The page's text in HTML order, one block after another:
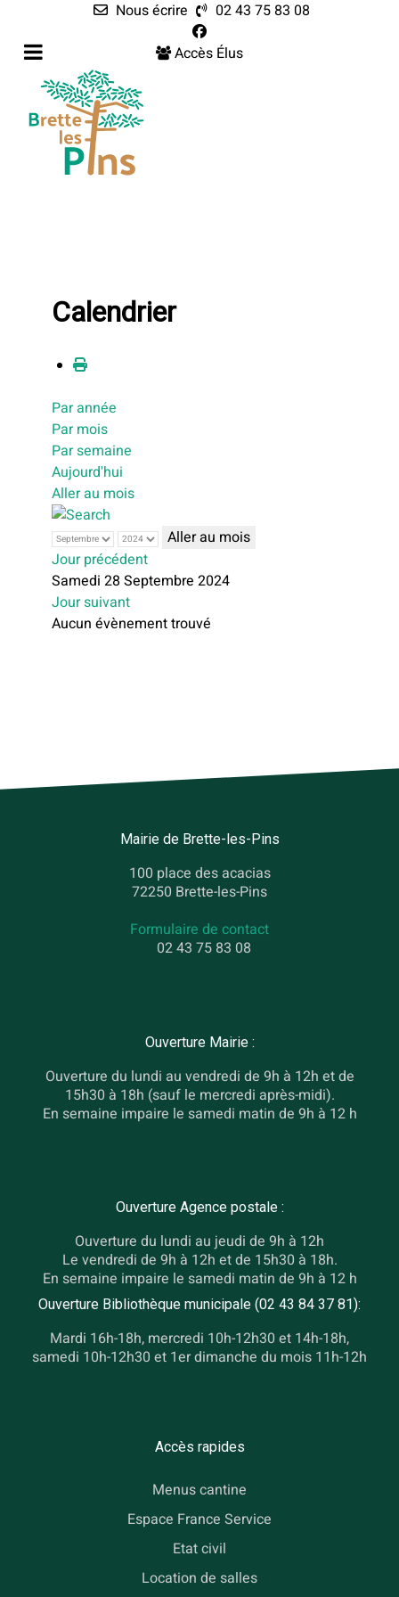
Nous écrire
02 43 75 83 08
Accès Élus
Calendrier
Par année
Par mois
Par semaine
Aujourd'hui
Aller au mois
Aller au mois
Jour précédent
Samedi 28 Septembre 2024
Jour suivant
Aucun évènement trouvé
Mairie de Brette-les-Pins
100 place des acacias
72250 Brette-les-Pins
Formulaire de contact
02 43 75 83 08
Ouverture Mairie :
Ouverture du lundi au vendredi de 9h à 12h et de
15h30 à 18h (sauf le mercredi après-midi).
En semaine impaire le samedi matin de 9h à 12 h
Ouverture Agence postale :
Ouverture du lundi au jeudi de 9h à 12h
Le vendredi de 9h à 12h et de 15h30 à 18h.
En semaine impaire le samedi matin de 9h à 12 h
Ouverture Bibliothèque municipale (02 43 84 37 81):
Mardi 16h-18h, mercredi 10h-12h30 et 14h-18h,
samedi 10h-12h30 et 1er dimanche du mois 11h-12h
Accès rapides
Menus cantine
Espace France Service
Etat civil
Location de salles